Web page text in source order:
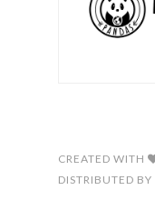
CREATED WITH
DISTRIBUTED BY